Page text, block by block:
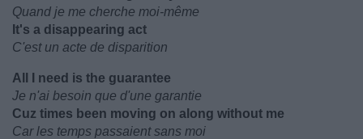
Quand je me cherche moi-même
It's a disappearing act
C'est un acte de disparition
All I need is the guarantee
Je n'ai besoin que d'une garantie
Cuz times been moving on along without me
Car les temps passaient sans moi